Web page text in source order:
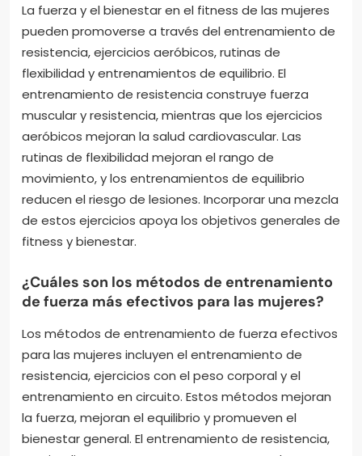
La fuerza y el bienestar en el fitness de las mujeres
pueden promoverse a través del entrenamiento de
resistencia, ejercicios aeróbicos, rutinas de
flexibilidad y entrenamientos de equilibrio. El
entrenamiento de resistencia construye fuerza
muscular y resistencia, mientras que los ejercicios
aeróbicos mejoran la salud cardiovascular. Las
rutinas de flexibilidad mejoran el rango de
movimiento, y los entrenamientos de equilibrio
reducen el riesgo de lesiones. Incorporar una mezcla
de estos ejercicios apoya los objetivos generales de
fitness y bienestar.
¿Cuáles son los métodos de entrenamiento
de fuerza más efectivos para las mujeres?
Los métodos de entrenamiento de fuerza efectivos
para las mujeres incluyen el entrenamiento de
resistencia, ejercicios con el peso corporal y el
entrenamiento en circuito. Estos métodos mejoran
la fuerza, mejoran el equilibrio y promueven el
bienestar general. El entrenamiento de resistencia,